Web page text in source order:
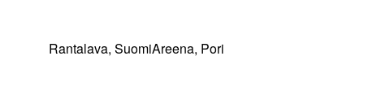
Rantalava, SuomiAreena, Pori